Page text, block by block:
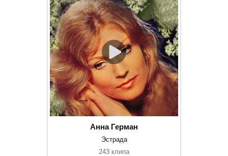
Анна Герман
Эстрада
243 клипа